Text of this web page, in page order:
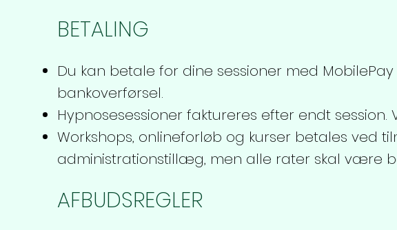
BETALING
Du kan betale for dine sessioner med
bankoverførsel.
Hypnosesessioner faktureres efter endt
Workshops, onlineforløb og kurser betales ved
administrationstillæg, men alle rater skal være
AFBUDSREGLER